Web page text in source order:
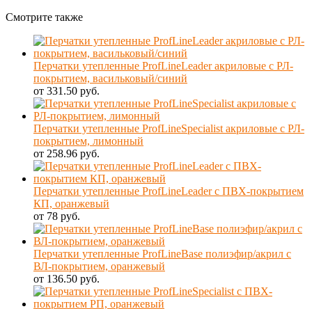
Смотрите также
Перчатки утепленные ProfLineLeader акриловые с РЛ-
покрытием, васильковый/синий
от 331.50 руб.
Перчатки утепленные ProfLineSpecialist акриловые с РЛ-
покрытием, лимонный
от 258.96 руб.
Перчатки утепленные ProfLineLeader с ПВХ-покрытием
КП, оранжевый
от 78 руб.
Перчатки утепленные ProfLineBase полиэфир/акрил с
ВЛ-покрытием, оранжевый
от 136.50 руб.